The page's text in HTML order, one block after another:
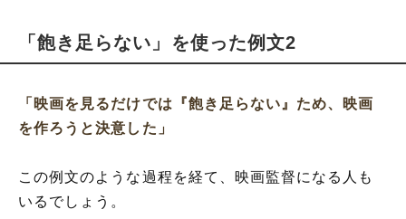
「飽き足らない」を使った例文2
「映画を見るだけでは『飽き足らない』ため、映画
を作ろうと決意した」
この例文のような過程を経て、映画監督になる人も
いるでしょう。